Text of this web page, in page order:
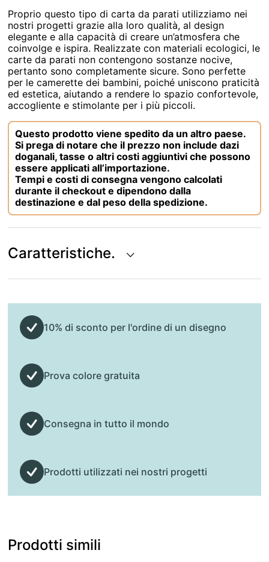
Proprio questo tipo di carta da parati utilizziamo nei
nostri progetti grazie alla loro qualità, al design
elegante e alla capacità di creare un’atmosfera che
coinvolge e ispira. Realizzate con materiali ecologici, le
carte da parati non contengono sostanze nocive,
pertanto sono completamente sicure. Sono perfette
per le camerette dei bambini, poiché uniscono praticità
ed estetica, aiutando a rendere lo spazio confortevole,
accogliente e stimolante per i più piccoli.
Questo prodotto viene spedito da un altro paese.
Si prega di notare che il prezzo non include dazi
doganali, tasse o altri costi aggiuntivi che possono
essere applicati all’importazione.
Tempi e costi di consegna vengono calcolati
durante il checkout e dipendono dalla
destinazione e dal peso della spedizione.
Caratteristiche.
10% di sconto per l'ordine di un disegno
Prova colore gratuita
Consegna in tutto il mondo
Prodotti utilizzati nei nostri progetti
Prodotti simili